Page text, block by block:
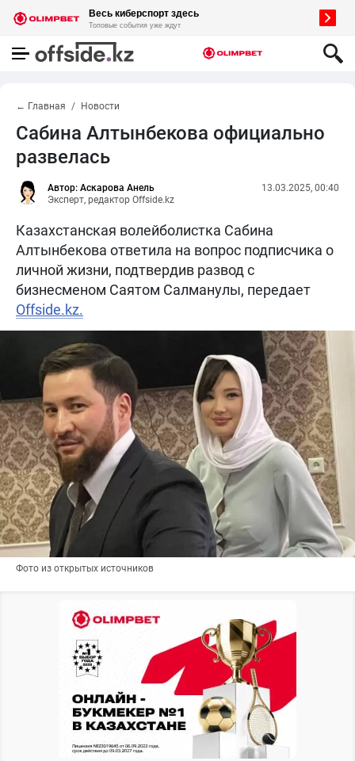
← Главная Новости
Сабина Алтынбекова официально
развелась
Автор: Аскарова Анель
Эксперт, редактор Offside.kz
13.03.2025, 00:40
Казахстанская волейболистка Сабина
Алтынбекова ответила на вопрос подписчика о
личной жизни, подтвердив развод с
бизнесменом Саятом Салманулы, передает
Offside.kz.
Фото из открытых источников